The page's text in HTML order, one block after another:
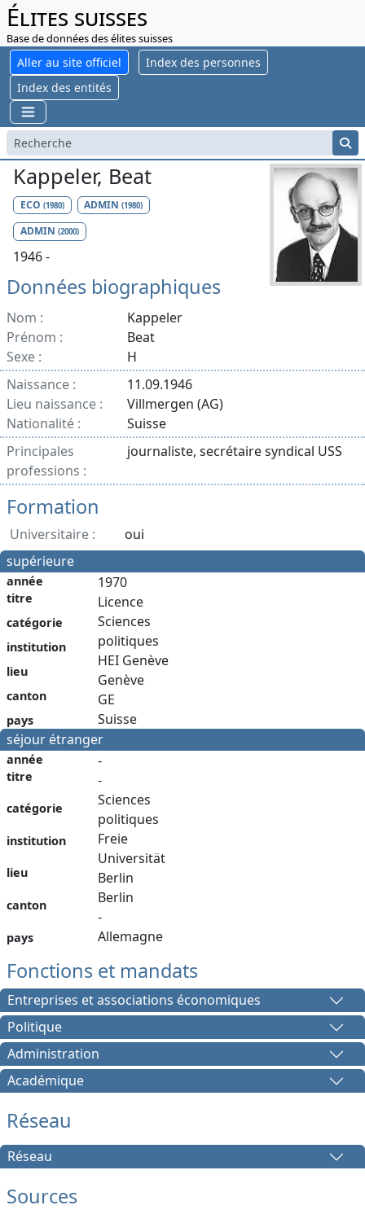
Élites suisses
Base de données des élites suisses
Aller au site officiel
Index des personnes
Index des entités
Kappeler, Beat
ECO (1980) ADMIN(1980)
ADMIN (2000)
1946 -
Données biographiques
Nom :
Kappeler
Prénom :
Beat
Sexe :
H
Naissance :
11.09.1946
Lieu naissance :
Villmergen (AG)
Nationalité :
Suisse
Principales
professions :
journaliste, secrétaire syndical USS
Formation
Universitaire :
oui
supérieure
année
titre
catégorie
institution
lieu
canton
pays
1970
Licence
Sciences
politiques
HEI Genève
Genève
GE
Suisse
séjour étranger
année
titre
catégorie
institution
lieu
canton
pays
-
-
Sciences
politiques
Freie
Universität
Berlin
Berlin
-
Allemagne
Fonctions et mandats
Entreprises et associations économiques
Politique
Administration
Académique
Réseau
Réseau
Sources